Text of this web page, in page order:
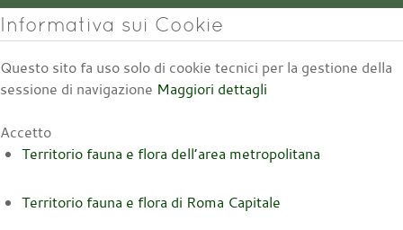
Informativa sui Cookie
Questo sito fa uso solo di cookie tecnici per la gestione della
sessione di navigazione Maggiori dettagli
Accetto
Territorio fauna e flora dell’area metropolitana
Territorio fauna e flora di Roma Capitale